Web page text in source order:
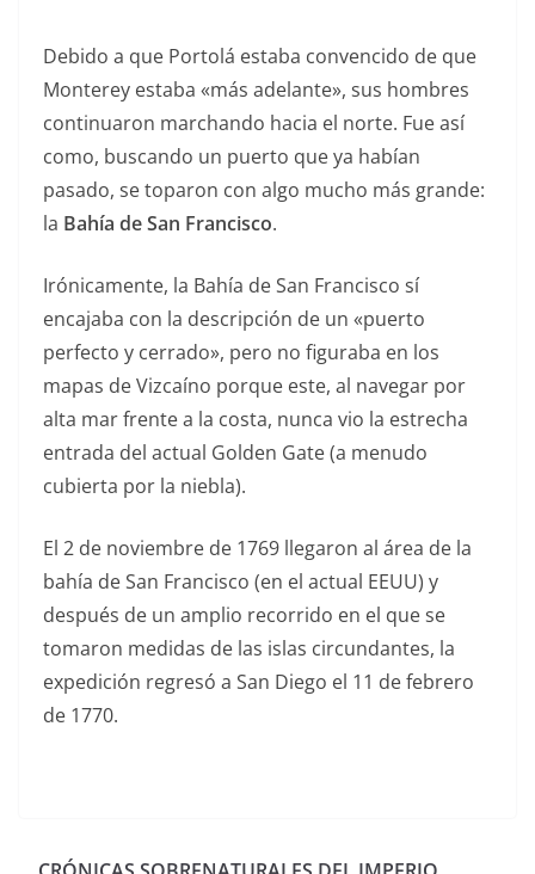
Debido a que Portolá estaba convencido de que
Monterey estaba «más adelante», sus hombres
continuaron marchando hacia el norte. Fue así
como, buscando un puerto que ya habían
pasado, se toparon con algo mucho más grande:
la Bahía de San Francisco.
Irónicamente, la Bahía de San Francisco sí
encajaba con la descripción de un «puerto
perfecto y cerrado», pero no figuraba en los
mapas de Vizcaíno porque este, al navegar por
alta mar frente a la costa, nunca vio la estrecha
entrada del actual Golden Gate (a menudo
cubierta por la niebla).
El 2 de noviembre de 1769 llegaron al área de la
bahía de San Francisco (en el actual EEUU) y
después de un amplio recorrido en el que se
tomaron medidas de las islas circundantes, la
expedición regresó a San Diego el 11 de febrero
de 1770.